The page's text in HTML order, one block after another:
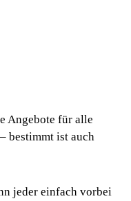
Angebote für alle
bestimmt ist auch
jeder einfach vorbei